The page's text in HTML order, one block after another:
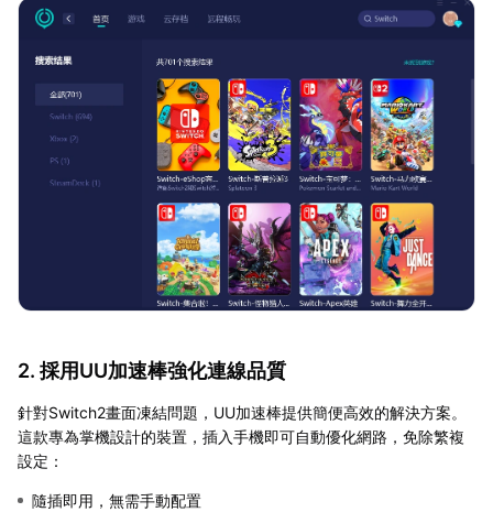
2. 採用UU加速棒強化連線品質
針對Switch2畫面凍結問題，UU加速棒提供簡便高效的解決方案。
這款專為掌機設計的裝置，插入手機即可自動優化網路，免除繁複
設定：
隨插即用，無需手動配置